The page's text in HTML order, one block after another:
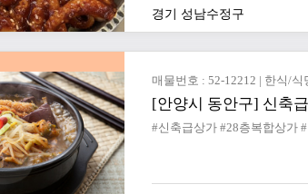
경기 성남수정구
매물번호 : 52-12212 | 한식/식
[안양시 동안구] 신축